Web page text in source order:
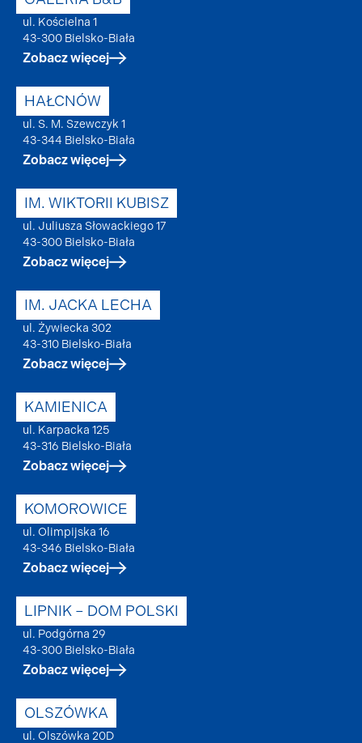
ul. Kościelna 1
43-300 Bielsko-Biała
Zobacz więcej
HAŁCNÓW
ul. S. M. Szewczyk 1
43-344 Bielsko-Biała
Zobacz więcej
IM. WIKTORII KUBISZ
ul. Juliusza Słowackiego 17
43-300 Bielsko-Biała
Zobacz więcej
IM. JACKA LECHA
ul. Żywiecka 302
43-310 Bielsko-Biała
Zobacz więcej
KAMIENICA
ul. Karpacka 125
43-316 Bielsko-Biała
Zobacz więcej
KOMOROWICE
ul. Olimpijska 16
43-346 Bielsko-Biała
Zobacz więcej
LIPNIK – DOM POLSKI
ul. Podgórna 29
43-300 Bielsko-Biała
Zobacz więcej
OLSZÓWKA
ul. Olszówka 20D